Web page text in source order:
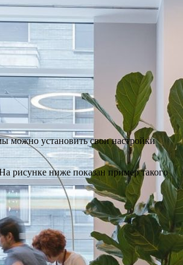
можно установить свои настройки
рисунке ниже показан пример такого